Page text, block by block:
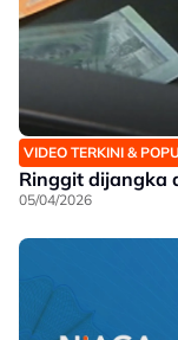
VIDEO TERKINI &
Ringgit dijangka
05/04/2026